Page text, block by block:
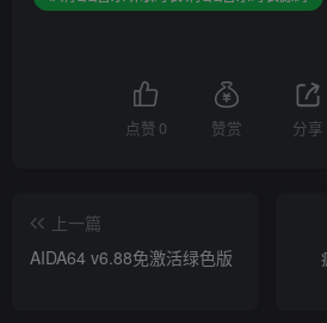
点赞 0 赞赏 分享
上一篇
AIDA64 v6.88免激活绿色版